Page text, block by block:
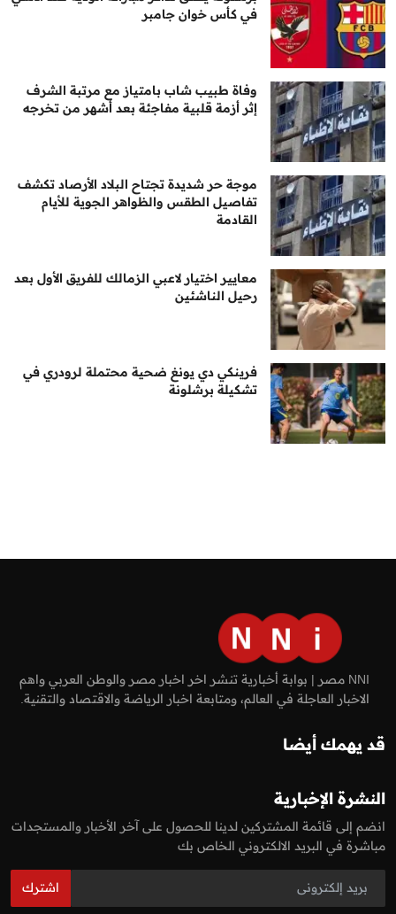
في كأس خوان جامبر
وفاة طبيب شاب بامتياز مع مرتبة الشرف
إثر أزمة قلبية مفاجئة بعد أشهر من تخرجه
موجة حر شديدة تجتاح البلاد الأرصاد تكشف
تفاصيل الطقس والظواهر الجوية للأيام
القادمة
معايير اختيار لاعبي الزمالك للفريق الأول بعد
رحيل الناشئين
فرينكي دي يونغ ضحية محتملة لرودري في
تشكيلة برشلونة
NNI مصر | بوابة أخبارية تنشر اخر اخبار مصر والوطن العربي واهم
الاخبار العاجلة في العالم، ومتابعة اخبار الرياضة والاقتصاد والتقنية.
قد يهمك أيضا
النشرة الإخبارية
انضم إلى قائمة المشتركين لدينا للحصول على آخر الأخبار والمستجدات
مباشرة في البريد الالكتروني الخاص بك
اشترك